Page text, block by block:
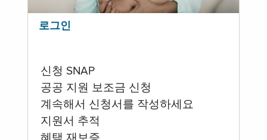
로그인
신청 SNAP
공공 지원 보조금 신청
계속해서 신청서를 작성하세요
지원서 추적